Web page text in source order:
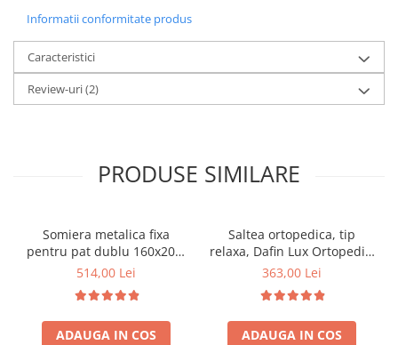
Informatii conformitate produs
Caracteristici
Review-uri(2)
PRODUSE SIMILARE
Somiera metalica fixa
pentru pat dublu 160x200,
6 picioare, 32 lamele lemn
saltea ferm, negru
514,00 Lei
ADAUGA IN COS
Saltea ortopedica, tip
relaxa, Dafin Lux Ortopedic,
90x200x21cm, fermitate
tip Bonell, fata vara-iarna,
sistem de aerisire cu
butoni, Salt Confort
363,00 Lei
ADAUGA IN COS